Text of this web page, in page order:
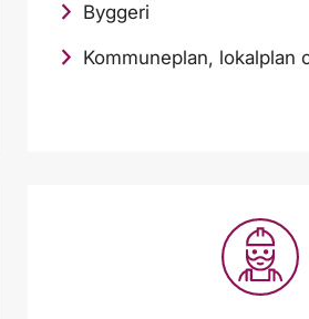
Byggeri
Kommuneplan, lokalplan